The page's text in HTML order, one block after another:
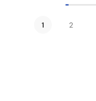
1 2